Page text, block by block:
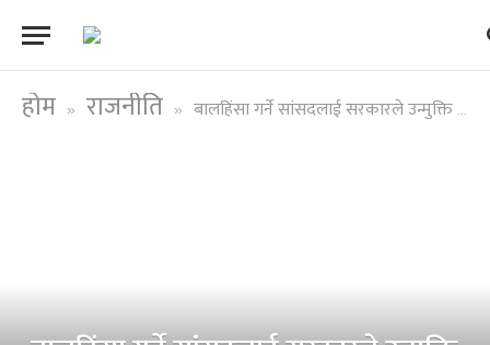
होम » राजनीति » बालहिंसा गर्ने सांसदलाई सरकारले उन्मुक्ति दिन लागेपछि मानव अधिकारले सुरु गर्‍यो अनुसन्धान